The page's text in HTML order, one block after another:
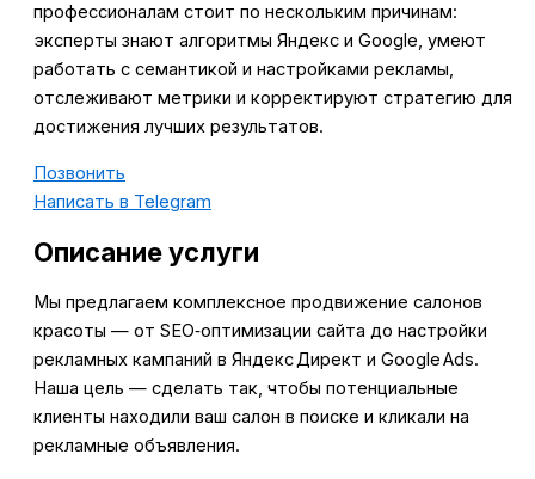
профессионалам стоит по нескольким причинам:
эксперты знают алгоритмы Яндекс и Google, умеют
работать с семантикой и настройками рекламы,
отслеживают метрики и корректируют стратегию для
достижения лучших результатов.
Позвонить
Написать в Telegram
Описание услуги
Мы предлагаем комплексное продвижение салонов
красоты — от SEO‑оптимизации сайта до настройки
рекламных кампаний в Яндекс Директ и Google Ads.
Наша цель — сделать так, чтобы потенциальные
клиенты находили ваш салон в поиске и кликали на
рекламные объявления.